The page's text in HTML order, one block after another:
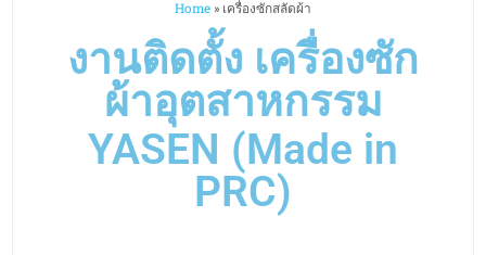
งานติดตั้ง เครื่องซัก
ผ้าอุตสาหกรรม
YASEN (Made in
PRC)